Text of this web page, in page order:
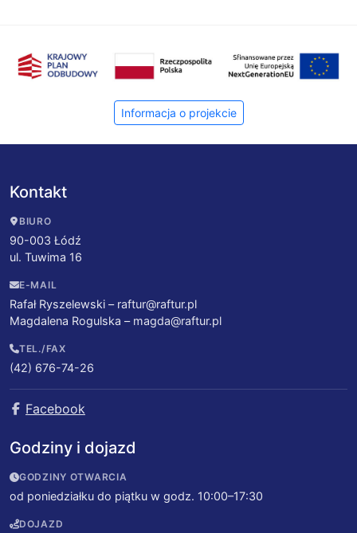
Informacja o projekcie
Kontakt
BIURO
90-003 Łódź
ul. Tuwima 16
E-MAIL
Rafał Ryszelewski – raftur@raftur.pl
Magdalena Rogulska – magda@raftur.pl
TEL./FAX
(42) 676-74-26
Facebook
Godziny i dojazd
GODZINY OTWARCIA
od poniedziałku do piątku w godz. 10:00–17:30
DOJAZD